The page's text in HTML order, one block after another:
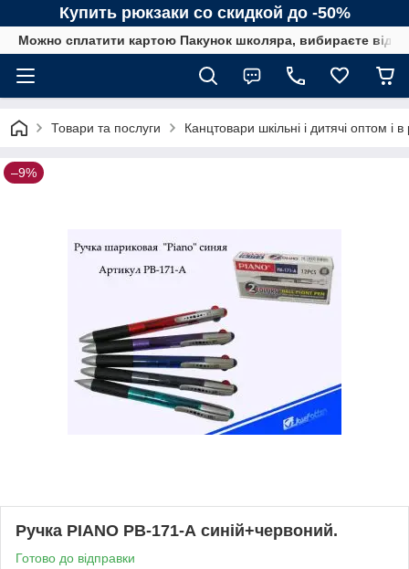
Купить рюкзаки со скидкой до -50%
Можно сплатити картою Пакунок школяра, вибираєте від
Товари та послуги Канцтовари шкільні і дитячі оптом і в
–9%
Ручка PIANO РВ-171-А синій+червоний.
Готово до відправки